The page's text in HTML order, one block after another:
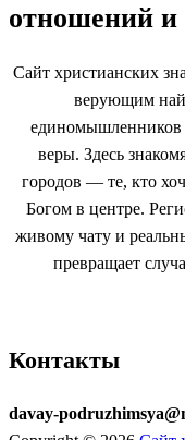
отношений и
Сайт христианских
верующим
единомышленников
веры. Здесь
городов — те, кто
Богом в центре.
живому чату и
превращает
Контакты
davay-